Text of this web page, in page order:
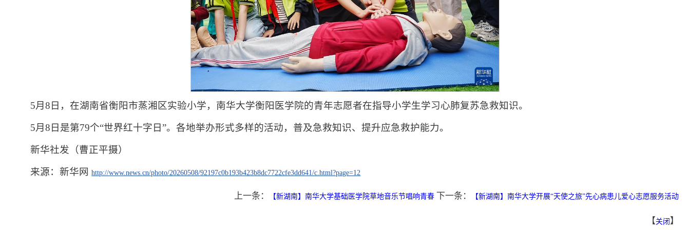
5月8日，在湖南省衡阳市蒸湘区实验小学，南华大学衡阳医学院的青年志愿者在指导小学生学习心肺复苏急救知识。
5月8日是第79个“世界红十字日”。各地举办形式多样的活动，普及急救知识、提升应急救护能力。
新华社发（曹正平摄）
来源：新华网http://www.news.cn/photo/20260508/92197c0b193b423b8dc7722cfe3dd641/c.html?page=12
上一条： 【新湖南】南华大学基础医学院草地音乐节唱响青春 下一条： 【新湖南】南华大学开展“天使之旅”先心病患儿爱心志愿服务活动
【关闭 】